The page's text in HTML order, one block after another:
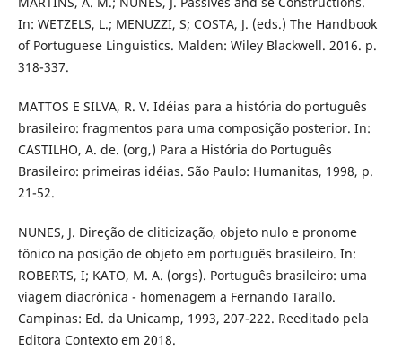
In: WETZELS, L.; MENUZZI, S; COSTA, J. (eds.) The Handbook
of Portuguese Linguistics. Malden: Wiley Blackwell. 2016. p.
318-337.
MATTOS E SILVA, R. V. Idéias para a história do português
brasileiro: fragmentos para uma composição posterior. In:
CASTILHO, A. de. (org,) Para a História do Português
Brasileiro: primeiras idéias. São Paulo: Humanitas, 1998, p.
21-52.
NUNES, J. Direção de cliticização, objeto nulo e pronome
tônico na posição de objeto em português brasileiro. In:
ROBERTS, I; KATO, M. A. (orgs). Português brasileiro: uma
viagem diacrônica - homenagem a Fernando Tarallo.
Campinas: Ed. da Unicamp, 1993, 207-222. Reeditado pela
Editora Contexto em 2018.